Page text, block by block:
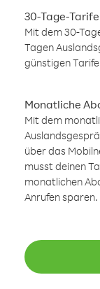
30-Tage-Tarife
Mit dem 30-
Tagen
günstigen
Monatliche
Mit dem
über das
musst deinen
monatlichen
Anrufen sparen.